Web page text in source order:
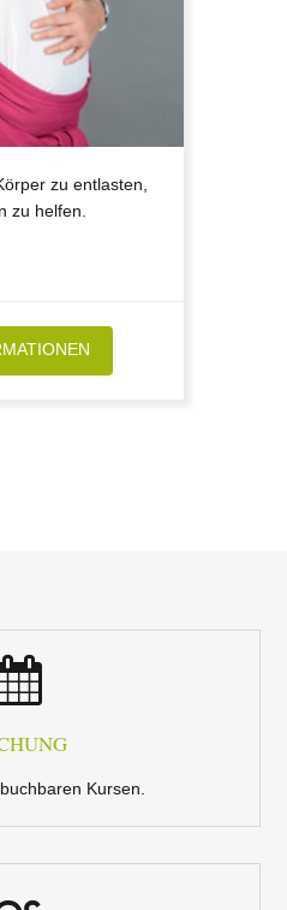
zu entlasten,
zu helfen.
Kursen.